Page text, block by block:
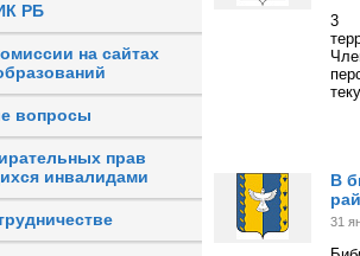
РБ
на сайтах
вопросы
прав
инвалидами
3
В
31